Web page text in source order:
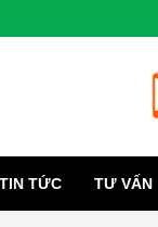
TIN TỨC TƯ VẤN